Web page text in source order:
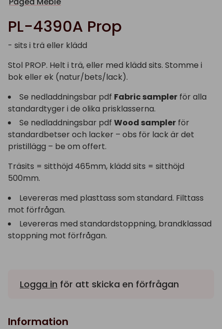
PL-4390A Prop
- sits i trä eller klädd
Stol PROP. Helt i trä, eller med klädd sits. Stomme i
bok eller ek (natur/bets/lack).
Se nedladdningsbar pdf Fabric sampler för alla
standardtyger i de olika prisklasserna.
Se nedladdningsbar pdf Wood sampler för
standardbetser och lacker – obs för lack är det
pristillägg – be om offert.
Träsits = sitthöjd 465mm, klädd sits = sitthöjd
500mm.
Levereras med plasttass som standard. Filttass
mot förfrågan.
Levereras med standardstoppning, brandklassad
stoppning mot förfrågan.
Logga in för att skicka en förfrågan
Information